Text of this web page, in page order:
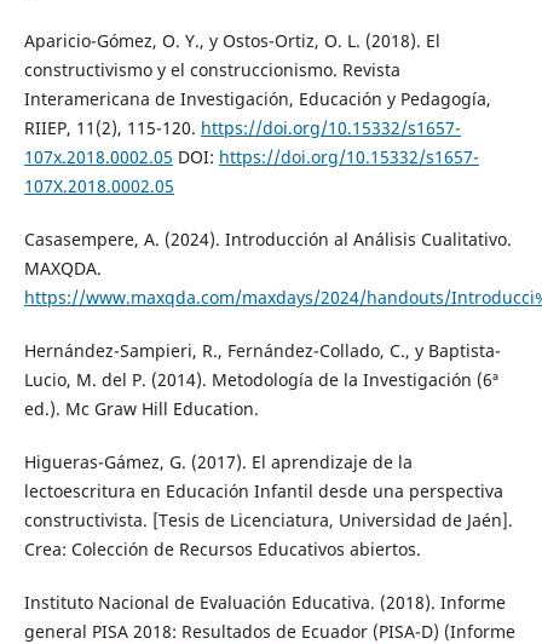
Aparicio-Gómez, O. Y., y Ostos-Ortiz, O. L. (2018). El
constructivismo y el construccionismo. Revista
Interamericana de Investigación, Educación y Pedagogía,
RIIEP, 11(2), 115-120. https://doi.org/10.15332/s1657-
107x.2018.0002.05 DOI: https://doi.org/10.15332/s1657-
107X.2018.0002.05
Casasempere, A. (2024). Introducción al Análisis Cualitativo.
MAXQDA.
https://www.maxqda.com/maxdays/2024/handouts/
Hernández-Sampieri, R., Fernández-Collado, C., y Baptista-
Lucio, M. del P. (2014). Metodología de la Investigación (6ª
ed.). Mc Graw Hill Education.
Higueras-Gámez, G. (2017). El aprendizaje de la
lectoescritura en Educación Infantil desde una perspectiva
constructivista. [Tesis de Licenciatura, Universidad de Jaén].
Crea: Colección de Recursos Educativos abiertos.
Instituto Nacional de Evaluación Educativa. (2018). Informe
general PISA 2018: Resultados de Ecuador (PISA-D) (Informe